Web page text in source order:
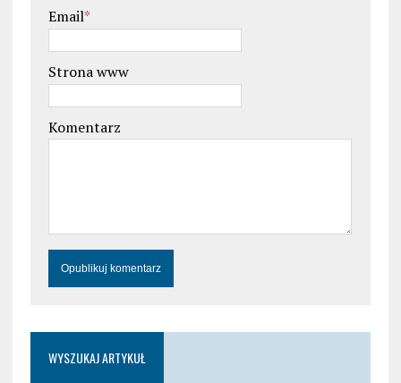
Email*
Strona www
Komentarz
WYSZUKAJ ARTYKUŁ